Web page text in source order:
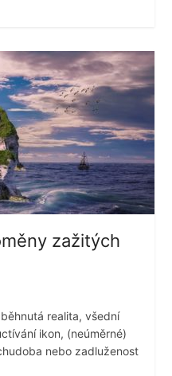
zažitých
realita, všední
ikon, (neúměrné)
nebo zadluženost